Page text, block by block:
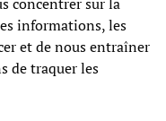
informations, les
et de nous entraîner
de traquer les